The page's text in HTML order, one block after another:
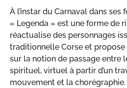
À l’instar du Carnaval dans ses
« Legenda » est une forme de
réactualise des personnages
traditionnelle Corse et
sur la notion de passage entre
spirituel, virtuel à partir d’un
mouvement et la